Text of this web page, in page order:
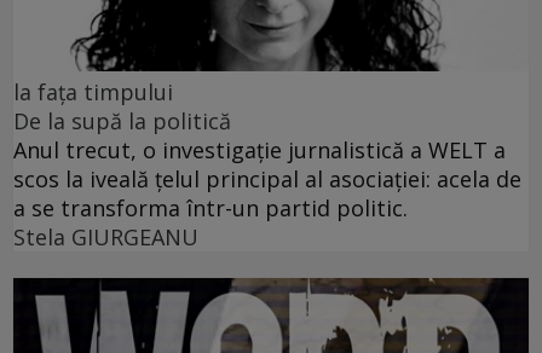
la fața timpului
De la supă la politică
Anul trecut, o investigație jurnalistică a WELT a
scos la iveală țelul principal al asociației: acela de
a se transforma într-un partid politic.
Stela GIURGEANU